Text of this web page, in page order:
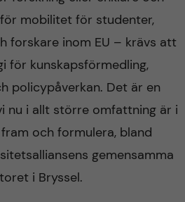
mobilitet för studenter,
forskare inom EU – krävs att
för kunskapsförmedling,
policypåverkan. Det är en
nu i allt större omfattning är i
och formulera, bland
gemensamma
i Bryssel.